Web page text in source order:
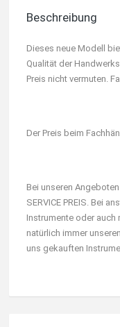
Beschreibung
Dieses neue Modell
Qualität der
Preis nicht vermuten.
Der Preis beim
Bei unseren
SERVICE PREIS. Bei
Instrumente oder auch
natürlich immer
uns gekauften